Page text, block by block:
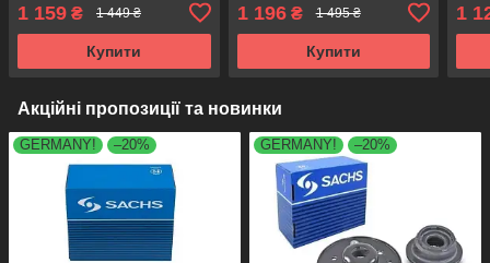
VKDC35814
1 159 ₴ 1 449 ₴
Купити
VKDC35814
1 196₴ 1 495 ₴
Купити
1
Акційні пропозиції та новинки
GERMANY! –20% GERMANY! –20%